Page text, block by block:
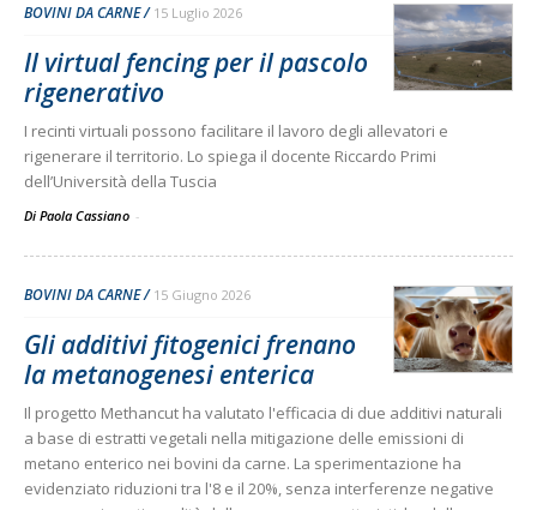
BOVINI DA CARNE 15 Luglio 2026
Il virtual fencing per il pascolo
rigenerativo
I recinti virtuali possono facilitare il lavoro degli allevatori e
rigenerare il territorio. Lo spiega il docente Riccardo Primi
dell’Università della Tuscia
Di Paola Cassiano -
BOVINI DA CARNE 15 Giugno 2026
Gli additivi fitogenici frenano
la metanogenesi enterica
Il progetto Methancut ha valutato l'efficacia di due additivi naturali
a base di estratti vegetali nella mitigazione delle emissioni di
metano enterico nei bovini da carne. La sperimentazione ha
evidenziato riduzioni tra l'8 e il 20%, senza interferenze negative